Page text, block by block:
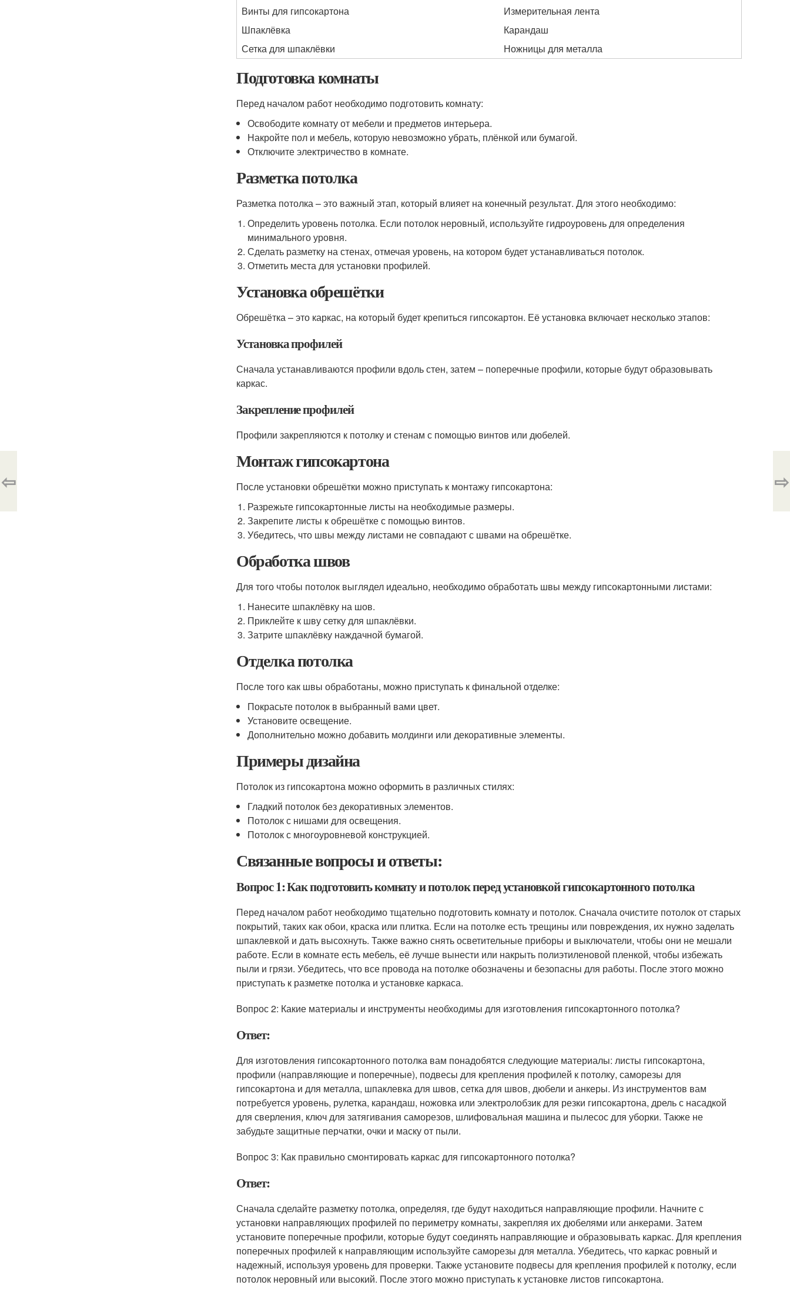
Винты для гипсокартона
Измерительная лента
Шпаклёвка
Карандаш
Сетка для шпаклёвки
Ножницы для металла
Подготовка комнаты
Перед началом работ необходимо подготовить комнату:
Освободите комнату от мебели и предметов интерьера.
Накройте пол и мебель, которую невозможно убрать, плёнкой или бумагой.
Отключите электричество в комнате.
Разметка потолка
Разметка потолка – это важный этап, который влияет на конечный результат. Для этого необходимо:
Определить уровень потолка. Если потолок неровный, используйте гидроуровень для определения
минимального уровня.
Сделать разметку на стенах, отмечая уровень, на котором будет устанавливаться потолок.
Отметить места для установки профилей.
Установка обрешётки
Обрешётка – это каркас, на который будет крепиться гипсокартон. Её установка включает несколько этапов:
Установка профилей
Сначала устанавливаются профили вдоль стен, затем – поперечные профили, которые будут образовывать
каркас.
Закрепление профилей
Профили закрепляются к потолку и стенам с помощью винтов или дюбелей.
Монтаж гипсокартона
После установки обрешётки можно приступать к монтажу гипсокартона:
Разрежьте гипсокартонные листы на необходимые размеры.
Закрепите листы к обрешётке с помощью винтов.
Убедитесь, что швы между листами не совпадают с швами на обрешётке.
Обработка швов
Для того чтобы потолок выглядел идеально, необходимо обработать швы между гипсокартонными листами:
Нанесите шпаклёвку на шов.
Приклейте к шву сетку для шпаклёвки.
Затрите шпаклёвку наждачной бумагой.
Отделка потолка
После того как швы обработаны, можно приступать к финальной отделке:
Покрасьте потолок в выбранный вами цвет.
Установите освещение.
Дополнительно можно добавить молдинги или декоративные элементы.
Примеры дизайна
Потолок из гипсокартона можно оформить в различных стилях:
Гладкий потолок без декоративных элементов.
Потолок с нишами для освещения.
Потолок с многоуровневой конструкцией.
Связанные вопросы и ответы:
Вопрос 1: Как подготовить комнату и потолок перед установкой гипсокартонного потолка
Перед началом работ необходимо тщательно подготовить комнату и потолок. Сначала очистите потолок от старых
покрытий, таких как обои, краска или плитка. Если на потолке есть трещины или повреждения, их нужно заделать
шпаклевкой и дать высохнуть. Также важно снять осветительные приборы и выключатели, чтобы они не мешали
работе. Если в комнате есть мебель, её лучше вынести или накрыть полиэтиленовой пленкой, чтобы избежать
пыли и грязи. Убедитесь, что все провода на потолке обозначены и безопасны для работы. После этого можно
приступать к разметке потолка и установке каркаса.
Вопрос 2: Какие материалы и инструменты необходимы для изготовления гипсокартонного потолка?
Ответ:
Для изготовления гипсокартонного потолка вам понадобятся следующие материалы: листы гипсокартона,
профили (направляющие и поперечные), подвесы для крепления профилей к потолку, саморезы для
гипсокартона и для металла, шпаклевка для швов, сетка для швов, дюбели и анкеры. Из инструментов вам
потребуется уровень, рулетка, карандаш, ножовка или электролобзик для резки гипсокартона, дрель с насадкой
для сверления, ключ для затягивания саморезов, шлифовальная машина и пылесос для уборки. Также не
забудьте защитные перчатки, очки и маску от пыли.
Вопрос 3: Как правильно смонтировать каркас для гипсокартонного потолка?
Ответ:
Сначала сделайте разметку потолка, определяя, где будут находиться направляющие профили. Начните с
установки направляющих профилей по периметру комнаты, закрепляя их дюбелями или анкерами. Затем
установите поперечные профили, которые будут соединять направляющие и образовывать каркас. Для крепления
поперечных профилей к направляющим используйте саморезы для металла. Убедитесь, что каркас ровный и
надежный, используя уровень для проверки. Также установите подвесы для крепления профилей к потолку, если
потолок неровный или высокий. После этого можно приступать к установке листов гипсокартона.
⇦ ⇨